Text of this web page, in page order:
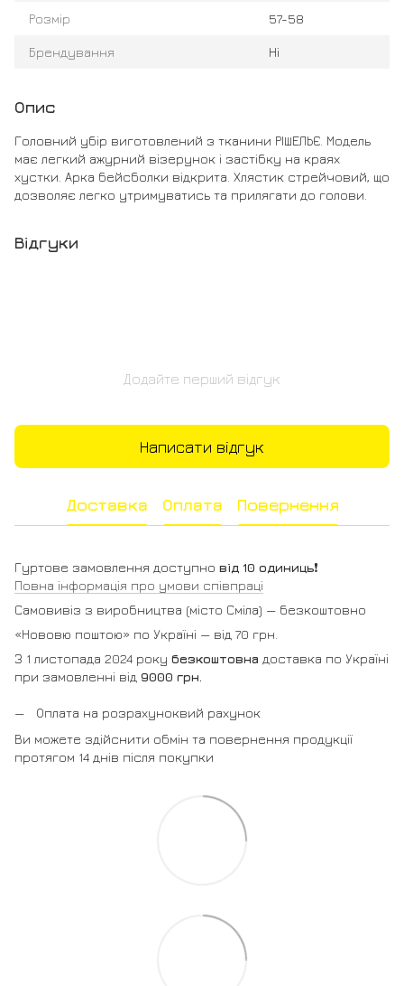
Розмір 57-58
Брендування Ні
Опис
Головний убір виготовлений з тканини РІШЕЛЬЄ. Модель
має легкий ажурний візерунок і застібку на краях
хустки. Арка бейсболки відкрита. Хлястик стрейчовий, що
дозволяє легко утримуватись та прилягати до голови.
Відгуки
Додайте перший відгук
Написати відгук
Доставка Оплата Повернення
Гуртове замовлення доступно від 10 одиниць❗️
Повна інформація про умови співпраці
Самовивіз з виробництва (місто Сміла) — безкоштовно
«Нововю поштою» по Україні — від 70 грн.
З 1 листопада 2024 року безкоштовна доставка по Україні
при замовленні від 9000 грн.
Оплата на розрахуноквий рахунок
Ви можете здійснити обмін та повернення продукції
протягом 14 днів після покупки